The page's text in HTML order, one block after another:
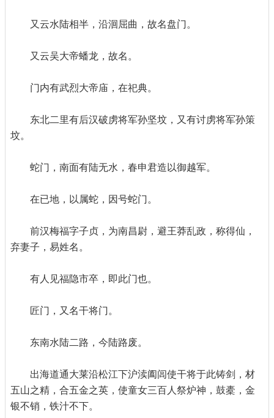
又云水陆相半，沿洄屈曲，故名盘门。
又云吴大帝蟠龙，故名。
门内有武烈大帝庙，在祀典。
东北二里有后汉破虏将军孙坚坟，又有讨虏将军孙策
坟。
蛇门，南面有陆无水，春申君造以御越军。
在已地，以属蛇，因号蛇门。
前汉梅福字子贞，为南昌尉，避王莽乱政，称得仙，
弃妻子，易姓名。
有人见福隐市卒，即此门也。
匠门，又名干将门。
东南水陆二路，今陆路废。
出海道通大莱沿松江下沪渎阖闾使干将于此铸剑，材
五山之精，合五金之英，使童女三百人祭炉神，鼓橐，金
银不销，铁汁不下。